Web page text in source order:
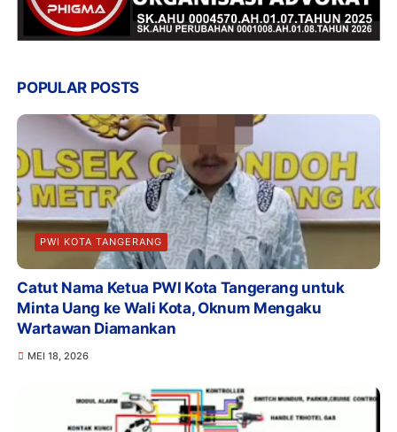
POPULAR POSTS
PWI KOTA TANGERANG
Catut Nama Ketua PWI Kota Tangerang untuk
Minta Uang ke Wali Kota, Oknum Mengaku
Wartawan Diamankan
MEI 18, 2026